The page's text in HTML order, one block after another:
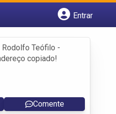
Entrar
Rodolfo Teófilo -
copiado!
Comente